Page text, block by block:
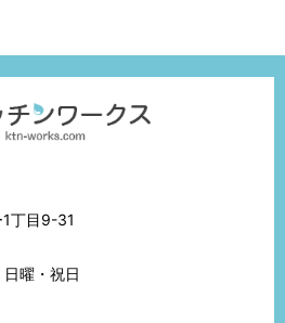
丁目9-31
曜・祝日